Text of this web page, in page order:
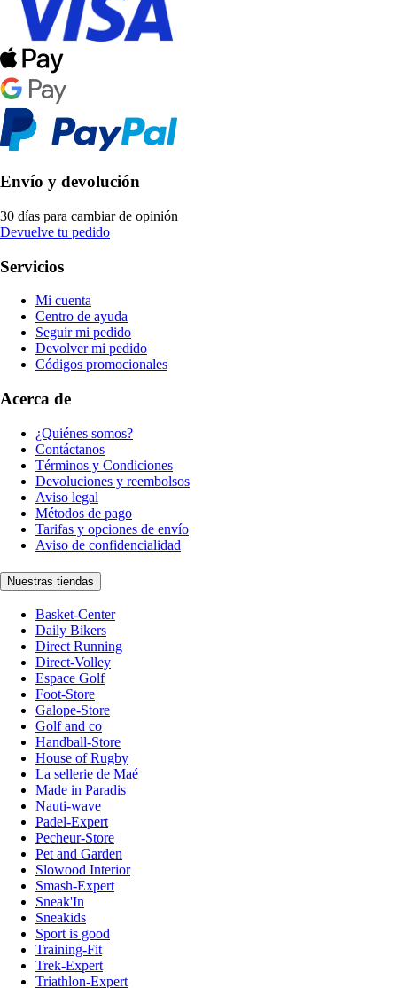
Envío y devolución
30 días para cambiar de opinión
Devuelve tu pedido
Servicios
Mi cuenta
Centro de ayuda
Seguir mi pedido
Devolver mi pedido
Códigos promocionales
Acerca de
¿Quiénes somos?
Contáctanos
Términos y Condiciones
Devoluciones y reembolsos
Aviso legal
Métodos de pago
Tarifas y opciones de envío
Aviso de confidencialidad
Nuestras tiendas
Basket-Center
Daily Bikers
Direct Running
Direct-Volley
Espace Golf
Foot-Store
Galope-Store
Golf and co
Handball-Store
House of Rugby
La sellerie de Maé
Made in Paradis
Nauti-wave
Padel-Expert
Pecheur-Store
Pet and Garden
Slowood Interior
Smash-Expert
Sneak'In
Sneakids
Sport is good
Training-Fit
Trek-Expert
Triathlon-Expert